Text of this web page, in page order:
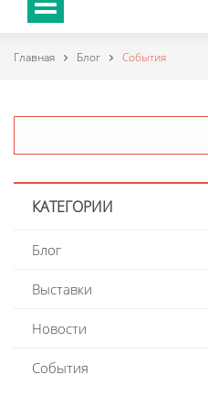
Главная Блог События
КАТЕГОРИИ
Блог
Выставки
Новости
События